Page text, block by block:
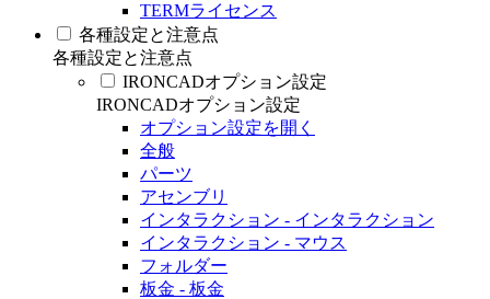
TERMライセンス
各種設定と注意点
各種設定と注意点
IRONCADオプション設定
IRONCADオプション設定
オプション設定を開く
全般
パーツ
アセンブリ
インタラクション - インタラクション
インタラクション - マウス
フォルダー
板金 - 板金